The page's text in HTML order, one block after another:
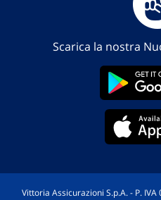
Scarica la nostra
Vittoria Assicurazioni S.p.A. - P.